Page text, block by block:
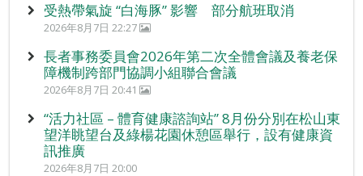
受熱帶氣旋 “白海豚” 影響 部分航班取消
2026年8月7日 22:27
長者事務委員會2026年第二次全體會議及養老保
障機制跨部門協調小組聯合會議
2026年8月7日 20:41
“活力社區 – 體育健康諮詢站” 8月份分別在松山東
望洋眺望台及綠楊花園休憩區舉行，設有健康資
訊推廣
2026年8月7日 20:00